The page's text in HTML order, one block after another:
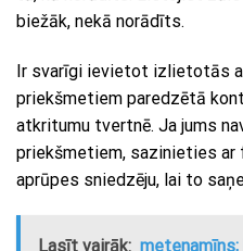
biežāk, nekā norādīts.
Ir svarīgi ievietot izlietotās
priekšmetiem paredzētā
atkritumu tvertnē. Ja jums
priekšmetiem, sazinieties ar
aprūpes sniedzēju, lai to
Lasīt vairāk: